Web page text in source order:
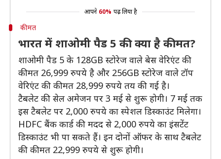
आपने 60% पढ़ लिया है
कीमत
भारत में शाओमी पैड 5 की क्या है कीमत?
शाओमी पैड 5 के 128GB स्टोरेज वाले बेस वेरिएंट की
कीमत 26,999 रुपये है और 256GB स्टोरेज वाले टॉप
वेरिएंट की कीमत 28,999 रुपये तय की गई है।
टैबलेट की सेल अमेजन पर 3 मई से शुरू होगी। 7 मई तक
इस टैबलेट पर 2,000 रुपये का स्पेशल डिस्काउंट मिलेगा।
HDFC बैंक कार्ड की मदद से 2,000 रुपये का इंसटेंट
डिस्काउंट भी पा सकते हैं। इन दोनों ऑफर के साथ टैबलेट
की कीमत 22,999 रुपये से शुरू होगी।